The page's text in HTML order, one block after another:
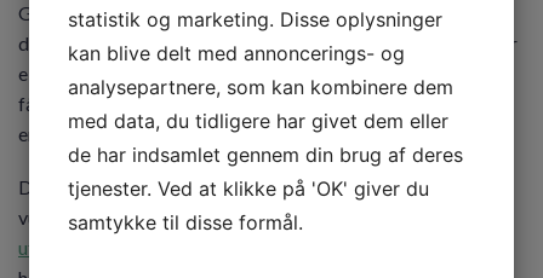
GKservice tilbyder gulvafslibning i Silkeborg, der matcher
dine ønsker til gulvene. Vi sikrer dig et resultat, som du bliver
ellevild med. Og for, at du får ekstra værdi med i din løsning,
får du også tre års garanti på det udførte arbejde. Så er der
endnu større tryghed, når du vælger os.
Det der kræves fra din side er, at du kontakter os, så vi kan
vurdere din opgave. Herefter kan du
uforpligtende tilbud
statistik og marketing. Disse oplysninger
kan blive delt med annoncerings- og
analysepartnere, som kan kombinere dem
med data, du tidligere har givet dem eller
de har indsamlet gennem din brug af deres
tjenester. Ved at klikke på 'OK' giver du
samtykke til disse formål.